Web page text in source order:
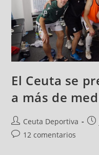
El Ceuta se
a más de
Ceuta Deportiva
12 comentarios